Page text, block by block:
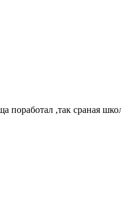
поработал ,так сраная